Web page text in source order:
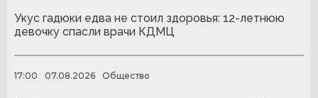
Укус гадюки едва не стоил здоровья: 12-летнюю
девочку спасли врачи КДМЦ
17:00 07.08.2026 Общество